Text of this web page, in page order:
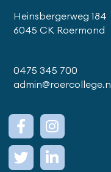
Heinsbergerweg 184
6045 CK Roermond
0475 345 700
admin@roercollege.nl